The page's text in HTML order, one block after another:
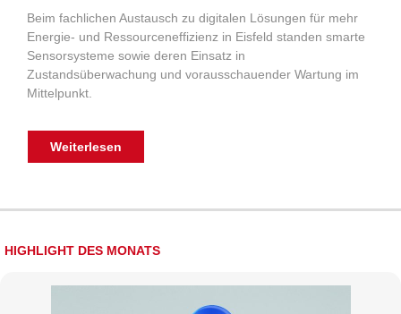
Beim fachlichen Austausch zu digitalen Lösungen für mehr
Energie- und Ressourceneffizienz in Eisfeld standen smarte
Sensorsysteme sowie deren Einsatz in
Zustandsüberwachung und vorausschauender Wartung im
Mittelpunkt.
Weiterlesen
HIGHLIGHT DES MONATS